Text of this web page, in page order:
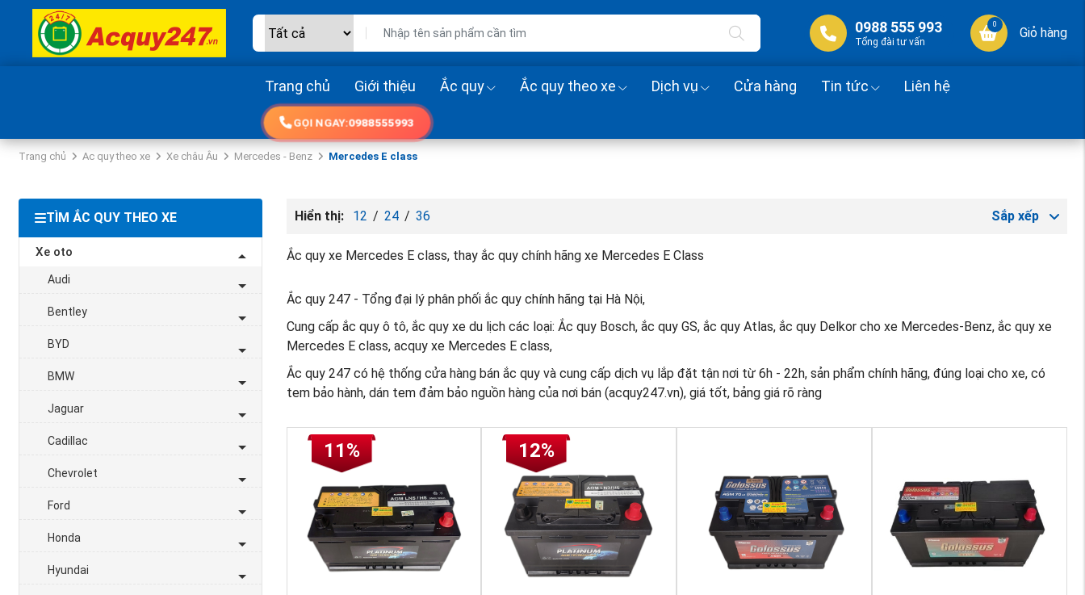
0988 555 993
Tổng đài tư vấn
0
Giỏ hàng
Trang chủ Giới thiệu Ắc quy Ắc quy theo xe Dịch vụ Cửa hàng Tin tức Liên hệ
GỌI NGAY:0988555993
Trang chủ Ac quy theo xe Xe châu Âu Mercedes - Benz Mercedes E class
TÌM ẮC QUY THEO XE
Xe oto
Audi
Bentley
BYD
BMW
Jaguar
Cadillac
Chevrolet
Ford
Honda
Hyundai
Hiển thị: 12 / 24 / 36 Sắp xếp
Ắc quy xe Mercedes E class, thay ắc quy chính hãng xe Mercedes E Class
Ắc quy 247 - Tổng đại lý phân phối ắc quy chính hãng tại Hà Nội,
Cung cấp ắc quy ô tô, ắc quy xe du lịch các loại: Ắc quy Bosch, ắc quy GS, ắc quy Atlas, ắc quy Delkor cho xe Mercedes-Benz, ắc quy xe
Mercedes E class, acquy xe Mercedes E class,
Ắc quy 247 có hệ thống cửa hàng bán ắc quy và cung cấp dịch vụ lắp đặt tận nơi từ 6h - 22h, sản phẩm chính hãng, đúng loại cho xe, có
tem bảo hành, dán tem đảm bảo nguồn hàng của nơi bán (acquy247.vn), giá tốt, bảng giá rõ ràng
11% 12%